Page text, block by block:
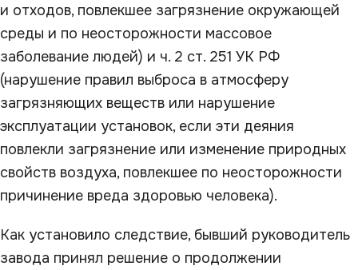
и отходов, повлекшее загрязнение окружающей
среды и по неосторожности массовое
заболевание людей) и ч. 2 ст. 251 УК РФ
(нарушение правил выброса в атмосферу
загрязняющих веществ или нарушение
эксплуатации установок, если эти деяния
повлекли загрязнение или изменение природных
свойств воздуха, повлекшее по неосторожности
причинение вреда здоровью человека).
Как установило следствие, бывший руководитель
завода принял решение о продолжении